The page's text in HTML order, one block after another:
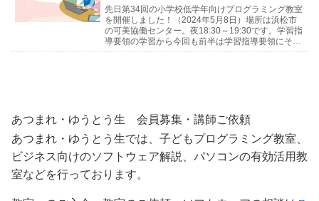
先日第34回の小学校低学年向けプログラミング教室
を開催しました！（2024年5月8日）場所は浜松市
の可美協働センター。夜18:30～19:30です。学習指
導要領の学習から今回も前半は学習指導要領にそっ
あつまれ・ゆうとう生 会員募集・講師ご依頼
あつまれ・ゆうとう生では、子どもプログラミング教室、
ビジネス向けのソフトウェア解説、パソコンの有効活用教
室などを行っております。